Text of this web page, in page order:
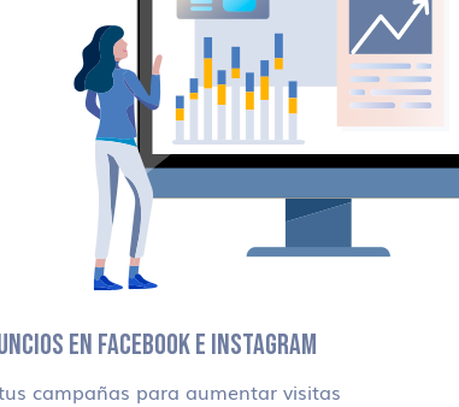
EN FACEBOOK E INSTAGRAM
campañas para aumentar visitas